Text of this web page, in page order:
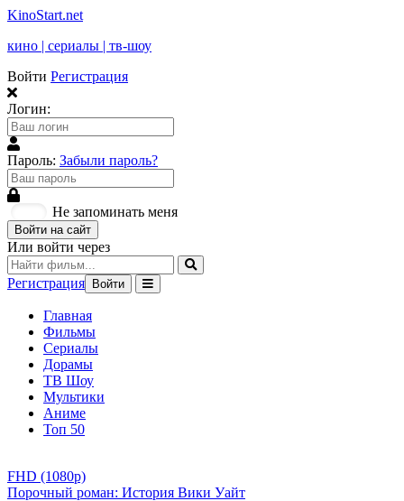
KinoStart.net
кино | сериалы | тв-шоу
Войти Регистрация
Логин:
Пароль: Забыли пароль?
Не запоминать меня
Войти на сайт
Или войти через
Регистрация Войти
Главная
Фильмы
Сериалы
Дорамы
ТВ Шоу
Мультики
Аниме
Топ 50
FHD (1080p)
Порочный роман: История Вики Уайт